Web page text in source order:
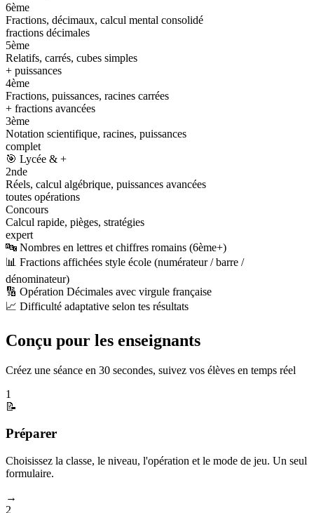
6ème
Fractions, décimaux, calcul mental consolidé
fractions décimales
5ème
Relatifs, carrés, cubes simples
+ puissances
4ème
Fractions, puissances, racines carrées
+ fractions avancées
3ème
Notation scientifique, racines, puissances
complet
🎯 Lycée & +
2nde
Réels, calcul algébrique, puissances avancées
toutes opérations
Concours
Calcul rapide, pièges, stratégies
expert
🔤 Nombres en lettres et chiffres romains (6ème+)
📊 Fractions affichées style école (numérateur / barre /
dénominateur)
🔢 Opération Décimales avec virgule française
📈 Difficulté adaptative selon tes résultats
Conçu pour les enseignants
Créez une séance en 30 secondes, suivez vos élèves en temps réel
1
📝
Préparer
Choisissez la classe, le niveau, l'opération et le mode de jeu. Un seul
formulaire.
→
2